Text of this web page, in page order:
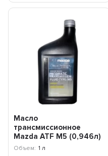
Масло
трансмиссионное
Mazda ATF M5 (0,946л)
/ 00007-7112E01
Объем: 1 л